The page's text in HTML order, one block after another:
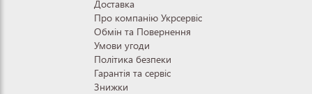
Доставка
Про компанію Укрсервіс
Обмін та Повернення
Умови угоди
Політика безпеки
Гарантія та сервіс
Знижки